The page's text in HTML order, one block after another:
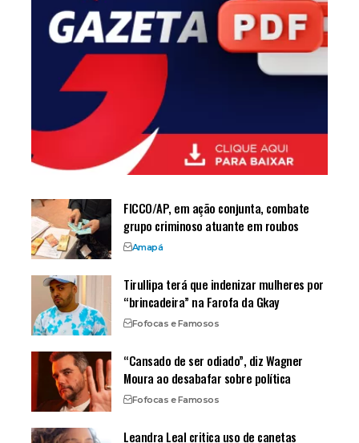
FICCO/AP, em ação conjunta, combate
grupo criminoso atuante em roubos
Amapá
Tirullipa terá que indenizar mulheres por
“brincadeira” na Farofa da Gkay
Fofocas e Famosos
“Cansado de ser odiado”, diz Wagner
Moura ao desabafar sobre política
Fofocas e Famosos
Leandra Leal critica uso de canetas